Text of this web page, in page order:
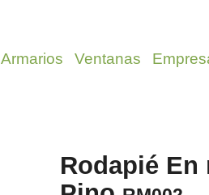
Armarios Ventanas
Rodapié En